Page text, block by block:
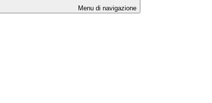
Menu di navigazione